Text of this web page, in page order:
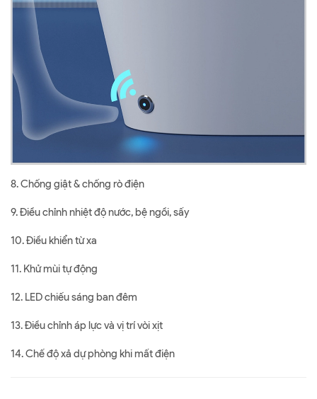
8. Chống giật & chống rò điện
9. Điều chỉnh nhiệt độ nước, bệ ngồi, sấy
10. Điều khiển từ xa
11. Khử mùi tự động
12. LED chiếu sáng ban đêm
13. Điều chỉnh áp lực và vị trí vòi xịt
14. Chế độ xả dự phòng khi mất điện